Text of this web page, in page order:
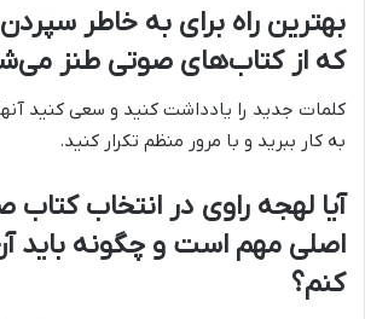
بهترین راه برای به خاطر
که از کتاب‌های صوتی طنز
کلمات جدید را یادداشت کنید و سعی کنید
به کار ببرید و با مرور منظم تکرار کنید.
آیا لهجه راوی در انتخاب کتاب
اصلی مهم است و چگونه باید
کنم؟